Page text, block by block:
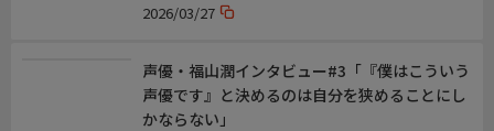
2026/03/27
声優・福山潤インタビュー#3「『僕はこういう
声優です』と決めるのは自分を狭めることにし
かならない」